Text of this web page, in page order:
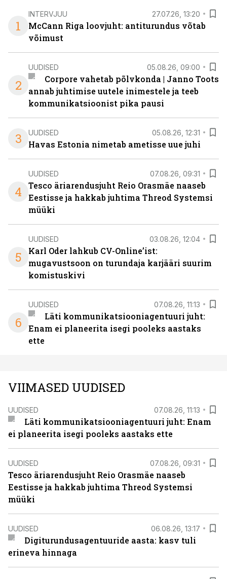
1
INTERVJUU 27.07.26, 13:20
McCann Riga loovjuht: antiturundus võtab
võimust
2
UUDISED 05.08.26, 09:00
Corpore vahetab põlvkonda | Janno Toots
annab juhtimise uutele inimestele ja teeb
kommunikatsioonist pika pausi
3 UUDISED 05.08.26, 12:31
Havas Estonia nimetab ametisse uue juhi
4
UUDISED 07.08.26, 09:31
Tesco äriarendusjuht Reio Orasmäe naaseb
Eestisse ja hakkab juhtima Threod Systemsi
müüki
5
UUDISED 03.08.26, 12:04
Karl Oder lahkub CV-Online’ist:
mugavustsoon on turundaja karjääri suurim
komistuskivi
6
UUDISED 07.08.26, 11:13
Läti kommunikatsiooniagentuuri juht:
Enam ei planeerita isegi pooleks aastaks
ette
VIIMASED UUDISED
UUDISED 07.08.26, 11:13
Läti kommunikatsiooniagentuuri juht: Enam
ei planeerita isegi pooleks aastaks ette
UUDISED 07.08.26, 09:31
Tesco äriarendusjuht Reio Orasmäe naaseb
Eestisse ja hakkab juhtima Threod Systemsi
müüki
UUDISED 06.08.26, 13:17
Digiturundusagentuuride aasta: kasv tuli
erineva hinnaga